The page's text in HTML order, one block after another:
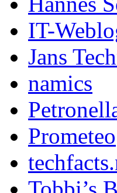
IT-
Jans
namics
Prometeo